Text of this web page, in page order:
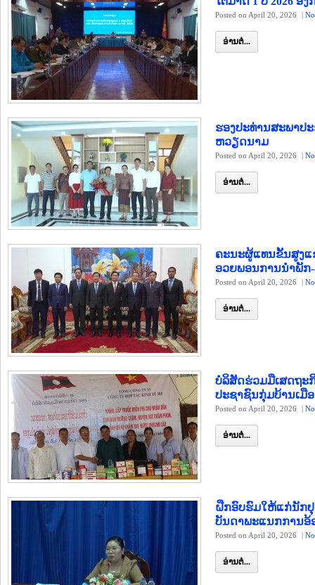
Posted on April 20, 2026 |
ອ່ານຕໍ່...
ຮອງປະທ່ານສະພ
ຫວຽດນາມ
Posted on April 20, 2026 |
ອ່ານຕໍ່...
ຄະນະຜູ້ແທນຂັ້ນສູງ
ອວຍພອນການນຳພັກ
Posted on April 20, 2026 |
ອ່ານຕໍ່...
ບໍລິສັດຮ່ວມມືເສດຖະ
ປະຊາຊົນກຸ່ມບ້ານເມືອ
Posted on April 20, 2026 |
ອ່ານຕໍ່...
ຝືກອົບຮົມໃຫ້ແກ່ນັກ
ບັນດາພະແນກການອ້
Posted on April 20, 2026 |
ອ່ານຕໍ່...